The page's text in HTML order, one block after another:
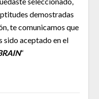
demostradas
te comunicamos que
sido aceptado en el
“